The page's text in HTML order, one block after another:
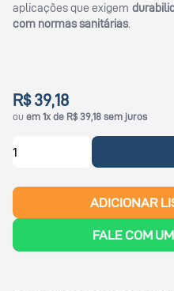
aplicações que exigem
com normas sanitárias.
R$ 39,18
ou em 1x de R$ 39,18 sem juros
ADICIONAR
FALE COM